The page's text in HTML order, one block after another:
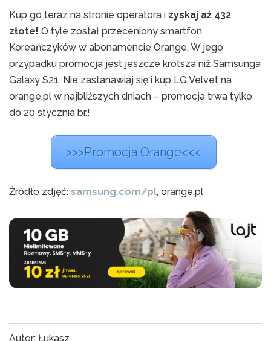
Kup go teraz na stronie operatora i zyskaj aż 432
złote! O tyle został przeceniony smartfon
Koreańczyków w abonamencie Orange. W jego
przypadku promocja jest jeszcze krótsza niż Samsunga
Galaxy S21. Nie zastanawiaj się i kup LG Velvet na
orange.pl w najbliższych dniach – promocja trwa tylko
do 20 stycznia br.!
>>>Promocja Orange<<<
Źródło zdjęć: samsung.com/pl, orange.pl
Autor: Łukasz